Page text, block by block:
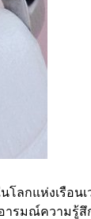
ลกแห่งเรือน
อารมณ์ความรู้